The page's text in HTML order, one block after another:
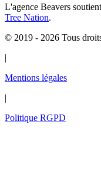
L'agence Beavers
Tree Nation.
© 2019 - 2026 Tous
|
Mentions légales
|
Politique RGPD